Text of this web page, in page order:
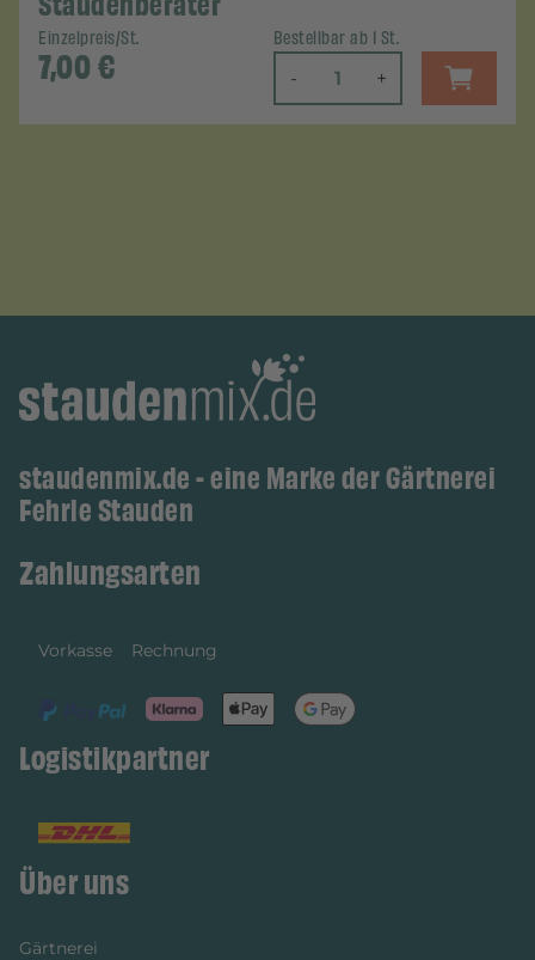
Einzelpreis/St.
7,00€
Bestellbar ab 1 St.
- +
staudenmix.de - eine Marke der Gärtnerei
Fehrle Stauden
Zahlungsarten
Vorkasse Rechnung
Logistikpartner
Über uns
Gärtnerei